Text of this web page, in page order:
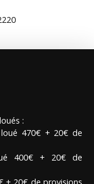
:
470€ + 20€ de
400€ + 20€ de